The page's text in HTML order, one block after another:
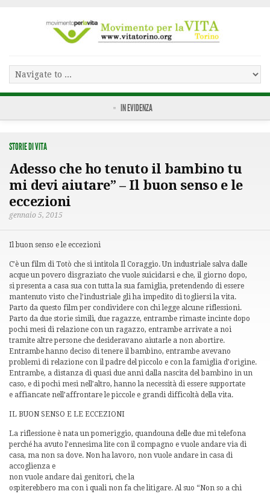
IN EVIDENZA
STORIE DI VITA
Adesso che ho tenuto il bambino tu
mi devi aiutare” – Il buon senso e le
eccezioni
gennaio 5, 2015
Il buon senso e le eccezioni
C’è un film di Totò che si intitola Il Coraggio. Un industriale salva dalle
acque un povero disgraziato che vuole suicidarsi e che, il giorno dopo,
si presenta a casa sua con tutta la sua famiglia, pretendendo di essere
mantenuto visto che l’industriale gli ha impedito di togliersi la vita.
Parto da questo film per condividere con chi legge alcune riflessioni.
Parto da due storie simili, due ragazze, entrambe rimaste incinte dopo
pochi mesi di relazione con un ragazzo, entrambe arrivate a noi
tramite altre persone che desideravano aiutarle a non abortire.
Entrambe hanno deciso di tenere il bambino, entrambe avevano
problemi di relazione con il padre del piccolo e con la famiglia d’origine.
Entrambe, a distanza di quasi due anni dalla nascita del bambino in un
caso, e di pochi mesi nell’altro, hanno la necessità di essere supportate
e affiancate nell’affrontare le piccole e grandi difficoltà della vita.
IL BUON SENSO E LE ECCEZIONI
La riflessione è nata un pomeriggio, quandouna delle due mi telefona
perché ha avuto l’ennesima lite con il compagno e vuole andare via di
casa, ma non sa dove. Non ha lavoro, non vuole andare in casa di
accoglienza e
non vuole andare dai genitori, che la
ospiterebbero ma con i quali non fa che litigare. Al suo “Non so a chi